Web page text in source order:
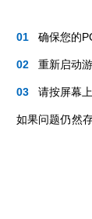
确保您的
重新启动
请按屏幕
如果问题仍然